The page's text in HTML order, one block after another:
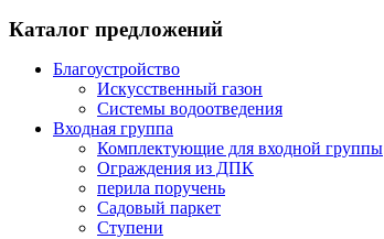
Каталог предложений
Благоустройство
Искусственный газон
Системы водоотведения
Входная группа
Комплектующие для входной группы
Ограждения из ДПК
перила поручень
Садовый паркет
Ступени